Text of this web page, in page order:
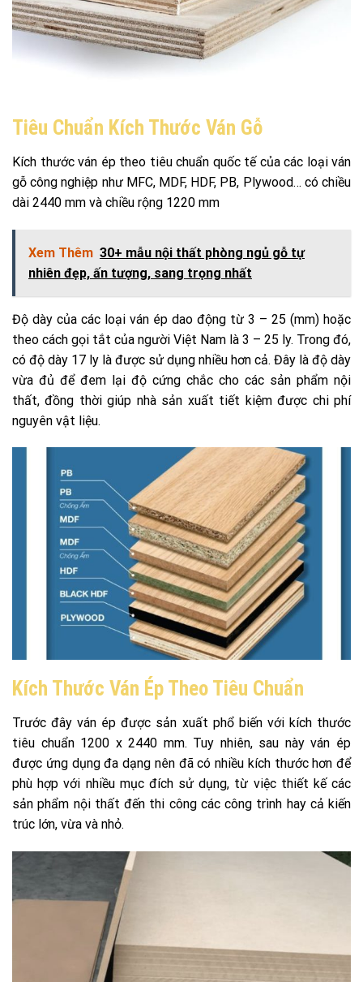
Tiêu Chuẩn Kích Thước Ván Gỗ
Kích thước ván ép theo tiêu chuẩn quốc tế của các loại ván
gỗ công nghiệp như MFC, MDF, HDF, PB, Plywood… có chiều
dài 2440 mm và chiều rộng 1220 mm
Xem Thêm 30+ mẫu nội thất phòng ngủ gỗ tự
nhiên đẹp, ấn tượng, sang trọng nhất
Độ dày của các loại ván ép dao động từ 3 – 25 (mm) hoặc
theo cách gọi tắt của người Việt Nam là 3 – 25 ly. Trong đó,
có độ dày 17 ly là được sử dụng nhiều hơn cả. Đây là độ dày
vừa đủ để đem lại độ cứng chắc cho các sản phẩm nội
thất, đồng thời giúp nhà sản xuất tiết kiệm được chi phí
nguyên vật liệu.
Kích Thước Ván Ép Theo Tiêu Chuẩn
Trước đây ván ép được sản xuất phổ biến với kích thước
tiêu chuẩn 1200 x 2440 mm. Tuy nhiên, sau này ván ép
được ứng dụng đa dạng nên đã có nhiều kích thước hơn để
phù hợp với nhiều mục đích sử dụng, từ việc thiết kế các
sản phẩm nội thất đến thi công các công trình hay cả kiến
trúc lớn, vừa và nhỏ.